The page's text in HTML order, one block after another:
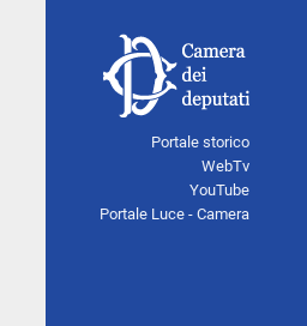
Portale storico
WebTv
YouTube
Portale Luce - Camera